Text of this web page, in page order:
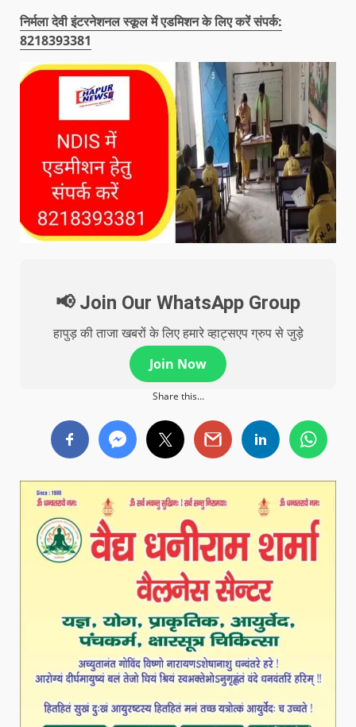
निर्मला देवी इंटरनेशनल स्कूल में एडमिशन के लिए करें संपर्क:
8218393381
📢 Join Our WhatsApp Group
हापुड़ की ताजा खबरों के लिए हमारे व्हाट्सएप ग्रुप से जुड़े
Join Now
Share this...